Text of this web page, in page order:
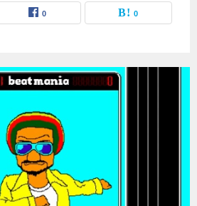
0 0